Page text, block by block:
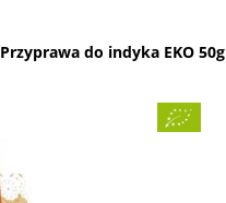
Przyprawa do indyka EKO 50g